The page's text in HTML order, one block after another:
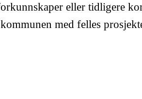
eller tidligere
med felles